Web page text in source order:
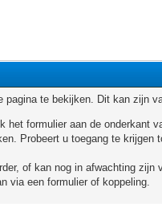
te bekijken. Dit kan zijn
het formulier aan de onderkant
Probeert u toegang te
of kan nog in afwachting zijn
via een formulier of koppeling.